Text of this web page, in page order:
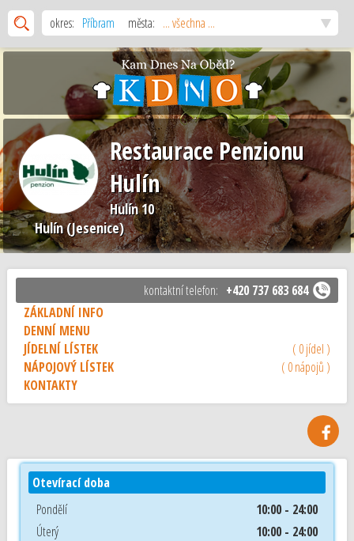
okres: Příbram města: ... všechna ...
Restaurace Penzionu
Hulín
Hulín 10
Hulín (Jesenice)
kontaktní telefon: +420 737 683 684
ZÁKLADNÍ INFO
DENNÍ MENU
JÍDELNÍ LÍSTEK
( 0 jídel )
NÁPOJOVÝ LÍSTEK
( 0 nápojů )
KONTAKTY
Otevírací doba
Pondělí
10:00 - 24:00
Úterý
10:00 - 24:00